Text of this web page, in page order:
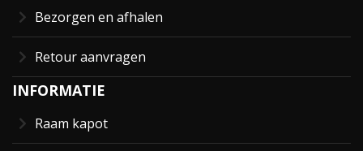
Bezorgen en afhalen
Retour aanvragen
INFORMATIE
Raam kapot